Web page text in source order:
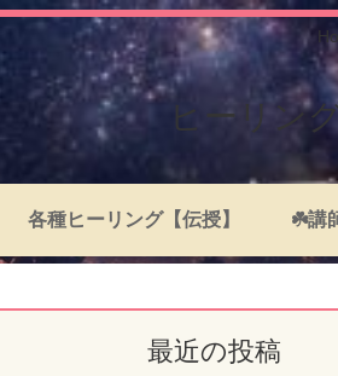
ヒーリン
各種ヒーリング【伝授】 ☘️講
最近の投稿